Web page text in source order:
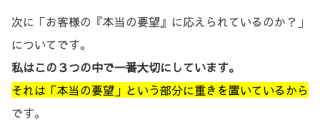
次に「お客様の『本当の要望』に応えられているのか？」
についてです。
私はこの３つの中で一番大切にしています。
それは「本当の要望」という部分に重きを置いているから
です。